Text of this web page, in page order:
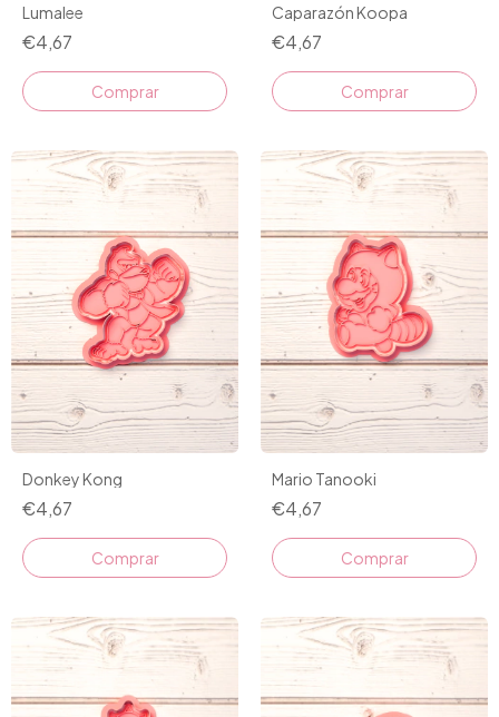
Lumalee
€4,67
Comprar
Caparazón Koopa
€4,67
Comprar
Donkey Kong
€4,67
Comprar
Mario Tanooki
€4,67
Comprar